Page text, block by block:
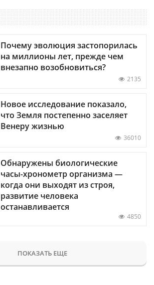
Почему эволюция застопорилась
на миллионы лет, прежде чем
внезапно возобновиться?
2135
Новое исследование показало,
что Земля постепенно заселяет
Венеру жизнью
36010
Обнаружены биологические
часы-хронометр организма —
когда они выходят из строя,
развитие человека
останавливается
4850
ПОКАЗАТЬ ЕЩЕ